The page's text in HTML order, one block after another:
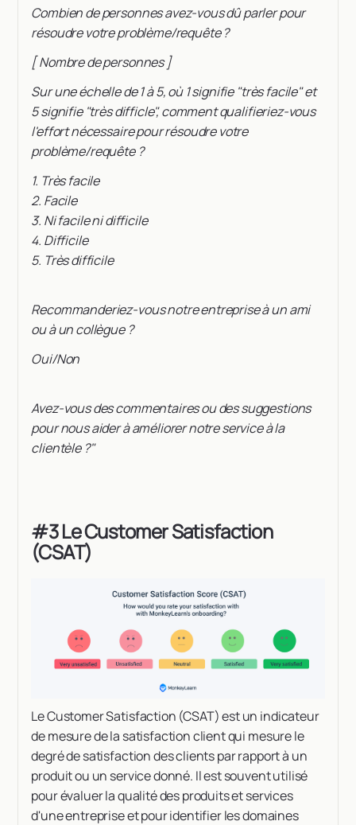
Combien de personnes avez-vous dû parler pour
résoudre votre problème/requête ?
[ Nombre de personnes ]
Sur une échelle de 1 à 5, où 1 signifie "très facile" et
5 signifie "très difficle", comment qualifieriez-vous
l'effort nécessaire pour résoudre votre
problème/requête ?
1. Très facile
2. Facile
3. Ni facile ni difficile
4. Difficile
5. Très difficile
Recommanderiez-vous notre entreprise à un ami
ou à un collègue ?
Oui/Non
Avez-vous des commentaires ou des suggestions
pour nous aider à améliorer notre service à la
clientèle ?"
#3 Le Customer Satisfaction
(CSAT)
Le Customer Satisfaction (CSAT) est un indicateur
de mesure de la satisfaction client qui mesure le
degré de satisfaction des clients par rapport à un
produit ou un service donné. Il est souvent utilisé
pour évaluer la qualité des produits et services
d'une entreprise et pour identifier les domaines